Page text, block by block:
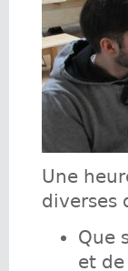
Une
diverses
Que
et